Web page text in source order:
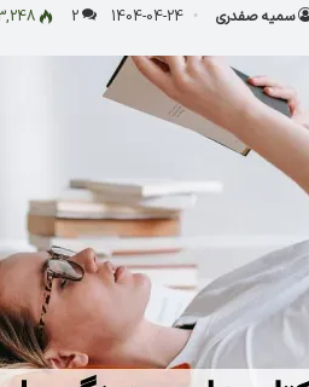
سمیه صفدری 1404-04-24
2